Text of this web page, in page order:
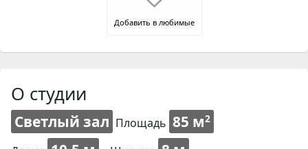
Добавить в любимые
О студии
Светлый зал Площадь 85 м2